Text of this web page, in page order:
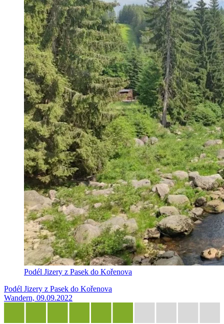
Podél Jizery z Pasek do Kořenova
Podél Jizery z Pasek do Kořenova
Wandern, 09.09.2022